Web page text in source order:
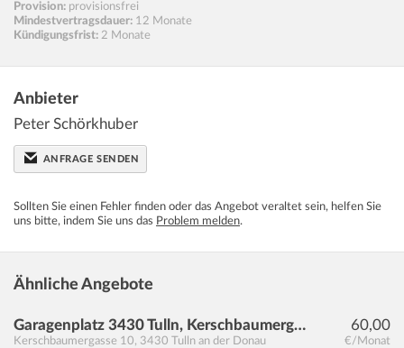
Provision: provisionsfrei
Mindestvertragsdauer: 12 Monate
Kündigungsfrist: 2 Monate
Anbieter
Peter Schörkhuber
ANFRAGE SENDEN
Sollten Sie einen Fehler finden oder das Angebot veraltet sein, helfen Sie
uns bitte, indem Sie uns das Problem melden.
Ähnliche Angebote
60,00
€/Monat
Garagenplatz 3430 Tulln, Kerschbaumergasse 10
Kerschbaumergasse 10, 3430 Tulln an der Donau